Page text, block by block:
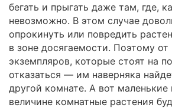
бегать и прыгать даже там, где,
невозможно. В этом случае
опрокинуть или повредить
в зоне досягаемости. Поэтому от
экземпляров, которые стоят на
отказаться — им наверняка
другой комнате. А вот маленькие
величине комнатные растения